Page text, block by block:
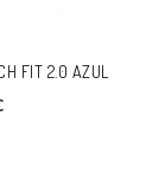
MARRÓN